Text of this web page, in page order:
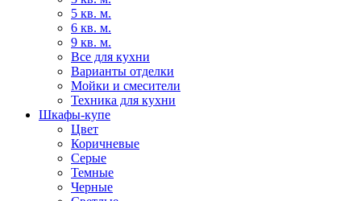
5 кв. м.
6 кв. м.
9 кв. м.
Все для кухни
Варианты отделки
Мойки и смесители
Техника для кухни
Шкафы-купе
Цвет
Коричневые
Серые
Темные
Черные